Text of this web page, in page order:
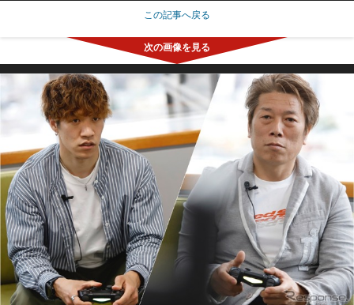
この記事へ戻る